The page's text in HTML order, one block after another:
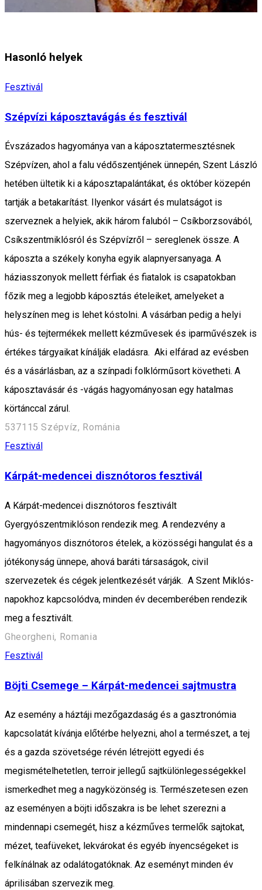
Hasonló helyek
Fesztivál
Szépvízi káposztavágás és fesztivál
Évszázados hagyománya van a káposztatermesztésnek
Szépvízen, ahol a falu védőszentjének ünnepén, Szent László
hetében ültetik ki a káposztapalántákat, és október közepén
tartják a betakarítást. Ilyenkor vásárt és mulatságot is
szerveznek a helyiek, akik három faluból – Csíkborzsovából,
Csíkszentmiklósról és Szépvízről – sereglenek össze. A
káposzta a székely konyha egyik alapnyersanyaga. A
háziasszonyok mellett férfiak és fiatalok is csapatokban
főzik meg a legjobb káposztás ételeiket, amelyeket a
helyszínen meg is lehet kóstolni. A vásárban pedig a helyi
hús- és tejtermékek mellett kézművesek és iparművészek is
értékes tárgyaikat kínálják eladásra. Aki elfárad az evésben
és a vásárlásban, az a színpadi folklórműsort követheti. A
káposztavásár és -vágás hagyományosan egy hatalmas
körtánccal zárul.
537115 Szépvíz, Románia
Fesztivál
Kárpát-medencei disznótoros fesztivál
A Kárpát-medencei disznótoros fesztivált
Gyergyószentmiklóson rendezik meg. A rendezvény a
hagyományos disznótoros ételek, a közösségi hangulat és a
jótékonyság ünnepe, ahová baráti társaságok, civil
szervezetek és cégek jelentkezését várják. A Szent Miklós-
napokhoz kapcsolódva, minden év decemberében rendezik
meg a fesztivált.
Gheorgheni, Romania
Fesztivál
Böjti Csemege – Kárpát-medencei sajtmustra
Az esemény a háztáji mezőgazdaság és a gasztronómia
kapcsolatát kívánja előtérbe helyezni, ahol a természet, a tej
és a gazda szövetsége révén létrejött egyedi és
megismételhetetlen, terroir jellegű sajtkülönlegességekkel
ismerkedhet meg a nagyközönség is. Természetesen ezen
az eseményen a böjti időszakra is be lehet szerezni a
mindennapi csemegét, hisz a kézműves termelők sajtokat,
mézet, teafüveket, lekvárokat és egyéb ínyencségeket is
felkínálnak az odalátogatóknak. Az eseményt minden év
áprilisában szervezik meg.